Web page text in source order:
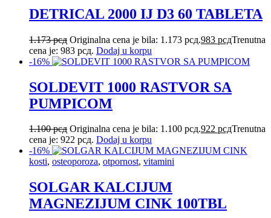
DETRICAL 2000 IJ D3 60 TABLETA
1.173рсд Originalna cena je bila: 1.173 рсд.983 рсдTrenutna
cena je: 983 рсд. Dodaj u korpu
-16%
SOLDEVIT 1000 RASTVOR SA
PUMPICOM
1.100рсд Originalna cena je bila: 1.100 рсд.922 рсдTrenutna
cena je: 922 рсд. Dodaj u korpu
-16%
kosti, osteoporoza, otpornost, vitamini
SOLGAR KALCIJUM
MAGNEZIJUM CINK 100TBL